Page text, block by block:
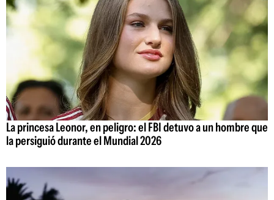
La princesa Leonor, en peligro: el FBI detuvo a un hombre que
la persiguió durante el Mundial 2026